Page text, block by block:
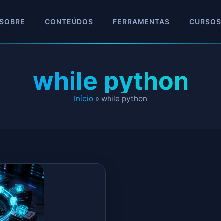
SOBRE CONTEÚDOS FERRAMENTAS CURSOS
while python
Início » while python